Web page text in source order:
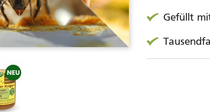
Gefüllt